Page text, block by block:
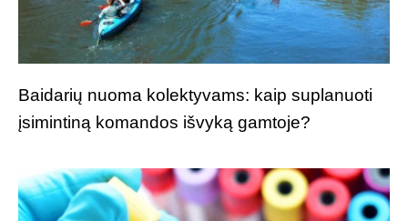
Baidarių nuoma kolektyvams: kaip suplanuoti
įsimintiną komandos išvyką gamtoje?